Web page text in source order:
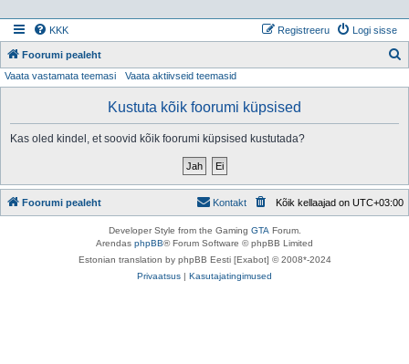
KKK Logi sisse
Registreeru
Foorumi pealeht
Vaata vastamata teemasi Vaata aktiivseid teemasid
Kustuta kõik foorumi küpsised
Kas oled kindel, et soovid kõik foorumi küpsised kustutada?
Foorumi pealeht Kõik kellaajad on UTC+03:00
Kontakt
Developer Style from the Gaming GTA Forum.
Arendas phpBB® Forum Software © phpBB Limited
Estonian translation by phpBB Eesti [Exabot] © 2008*-2024
Privaatsus | Kasutajatingimused